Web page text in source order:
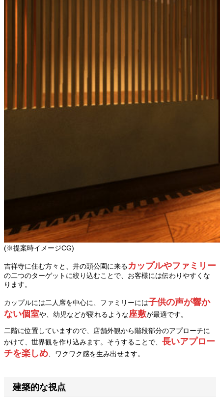
(※提案時イメージCG)
吉祥寺に住む方々と、井の頭公園に来るカップルやファミリー
の二つのターゲットに絞り込むことで、お客様には伝わりやすくな
ります。
カップルには二人席を中心に、ファミリーには子供の声が響か
ない個室や、幼児などが寝れるような座敷が最適です。
二階に位置していますので、店舗外観から階段部分のアプローチに
かけて、世界観を作り込みます。そうすることで、 長いアプロー
チを楽しめ、ワクワク感を生み出せます。
建築的な視点